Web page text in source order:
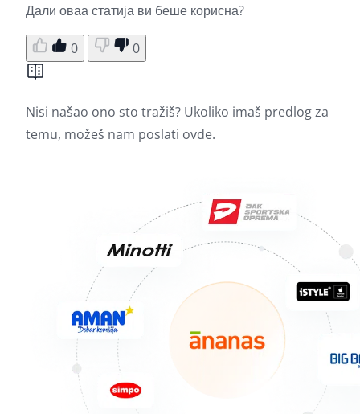
Дали оваа статија ви беше корисна?
0 0
Nisi našao ono sto tražiš? Ukoliko imaš predlog za
temu, možeš nam poslati ovde.